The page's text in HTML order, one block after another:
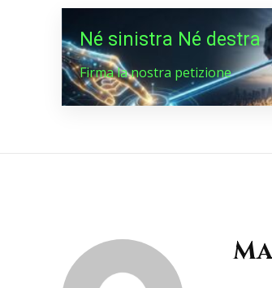
Né sinistra Né destra
Firma la nostra petizione